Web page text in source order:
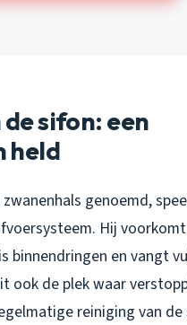
sifon: een
held
genoemd,
Hij
binnendringen en vangt
ook de plek waar
reiniging van